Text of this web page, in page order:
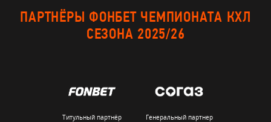
ПАРТНЁРЫ ФОНБЕТ ЧЕМПИОНАТА КХЛ
СЕЗОНА 2025/26
Титульный партнёр Генеральный партнер